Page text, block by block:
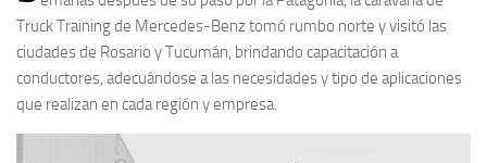
Truck Training de Mercedes-Benz tomó rumbo norte y visitó las
ciudades de Rosario y Tucumán, brindando capacitación a
conductores, adecuándose a las necesidades y tipo de aplicaciones
que realizan en cada región y empresa.